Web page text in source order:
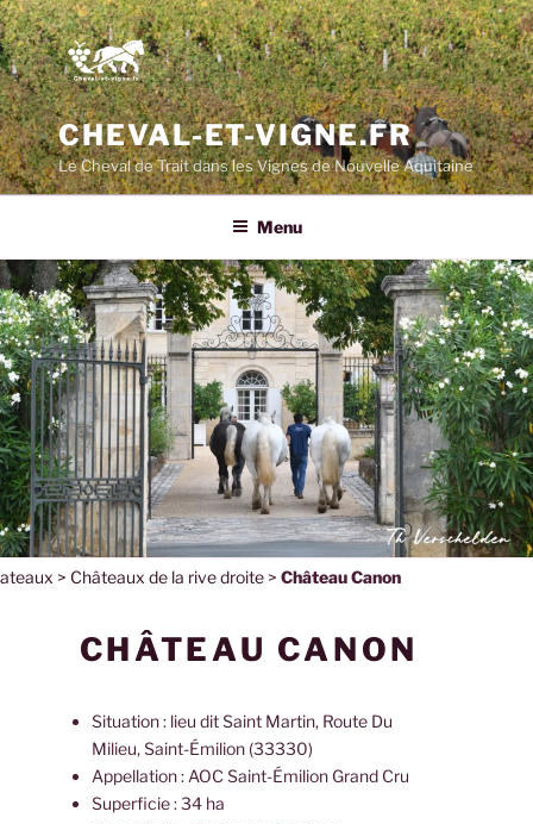
CHEVAL-ET-VIGNE.FR
Le Cheval de Trait dans les Vignes de Nouvelle Aquitaine
Menu
> Châteaux de la rive droite> Château Canon
CHÂTEAU CANON
Situation : lieu dit Saint Martin, Route Du
Milieu, Saint-Émilion (33330)
Appellation : AOC Saint-Émilion Grand Cru
Superficie : 34 ha